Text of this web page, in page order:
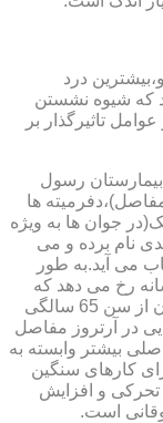
درد
که شیوه نشستن
تاثیرگذار بر
رسول
ها
جوان ها به ویژه
نام برده و می
می آید.به طور
رخ می دهد که
معمولا در خانم ها از سن 55 سالگی و در آقایان از سن 65 سالگی
در آرتروز مفاصل
بیشتر وابسته به
کارهای سنگین
تحرکی و افزایش
است.